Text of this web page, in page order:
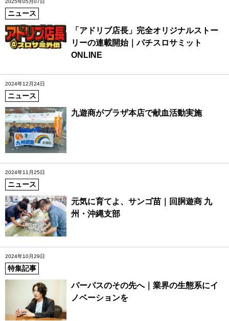
2025年05月07日
ニュース
「アドリブ店長」完全オリジナルストー
リーの連載開始｜パチスロサミット
ONLINE
2024年12月24日
ニュース
九遊商がプラザ本店で献血活動実施
2024年11月25日
ニュース
元気に育てよ、サンゴ苗｜回胴遊商 九
州・沖縄支部
2024年10月29日
特集記事
パーパスのその先へ｜業界の生態系にイ
ノベーションを